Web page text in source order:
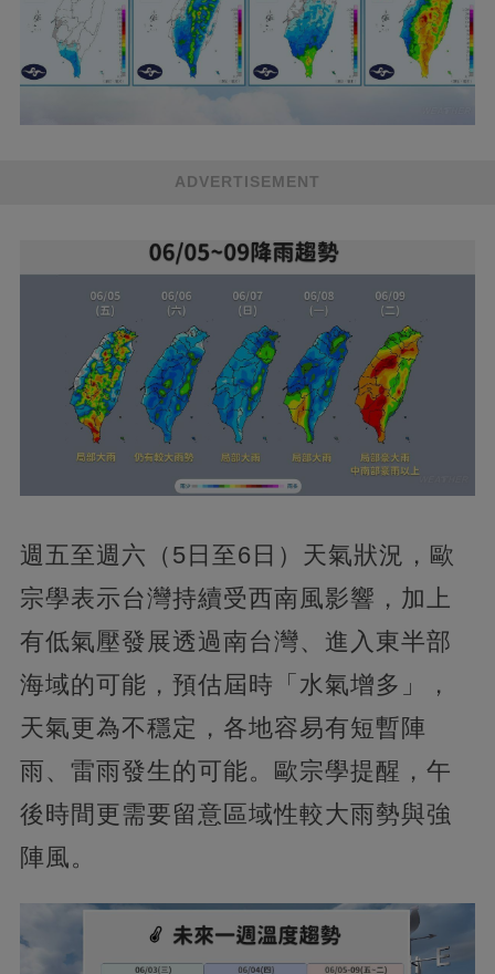
ADVERTISEMENT
週五至週六（5日至6日）天氣狀況，歐
宗學表示台灣持續受西南風影響，加上
有低氣壓發展透過南台灣、進入東半部
海域的可能，預估屆時「水氣增多」，
天氣更為不穩定，各地容易有短暫陣
雨、雷雨發生的可能。歐宗學提醒，午
後時間更需要留意區域性較大雨勢與強
陣風。